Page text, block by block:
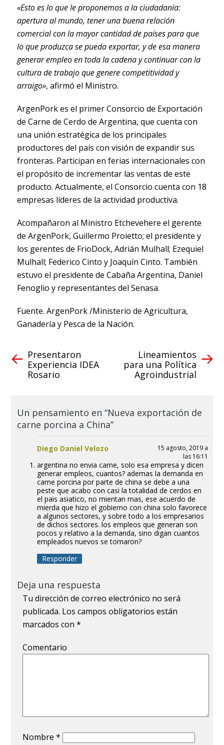
«Esto es lo que le proponemos a la ciudadanía:
apertura al mundo, tener una buena relación
comercial con la mayor cantidad de países para que
lo que produzca se pueda exportar, y de esa manera
generar empleo en toda la cadena y continuar con la
cultura de trabajo que genere competitividad y
arraigo», afirmó el Ministro.
ArgenPork es el primer Consorcio de Exportación
de Carne de Cerdo de Argentina, que cuenta con
una unión estratégica de los principales
productores del país con visión de expandir sus
fronteras. Participan en ferias internacionales con
el propósito de incrementar las ventas de este
producto. Actualmente, el Consorcio cuenta con 18
empresas líderes de la actividad productiva.
Acompañaron al Ministro Etchevehere el gerente
de ArgenPork, Guillermo Proietto; el presidente y
los gerentes de FrioDock, Adrián Mulhall; Ezequiel
Mulhall; Federico Cinto y Joaquín Cinto. También
estuvo el presidente de Cabaña Argentina, Daniel
Fenoglio y representantes del Senasa.
Fuente. ArgenPork /Ministerio de Agricultura,
Ganadería y Pesca de la Nación.
Presentaron
Experiencia IDEA
Rosario
Lineamientos
para una Política
Agroindustrial
Un pensamiento en “Nueva exportación de
carne porcina a China”
Diego Daniel Velozo
15 agosto, 2019 a
las 16:11
argentina no envia carne, solo esa empresa y dicen
generar empleos, cuantos? ademas la demanda en
carne porcina por parte de china se debe a una
peste que acabo con casi la totalidad de cerdos en
el pais asiatico, no mientan mas, ese acuerdo de
mierda que hizo el gobierno con china solo favorece
a algunos sectores, y sobre todo a los empresarios
de dichos sectores. los empleos que generan son
pocos y relativo a la demanda, sino digan cuantos
empleados nuevos se tomaron?
Responder
Deja una respuesta
Tu dirección de correo electrónico no será
publicada. Los campos obligatorios están
marcados con*
Comentario
Nombre*